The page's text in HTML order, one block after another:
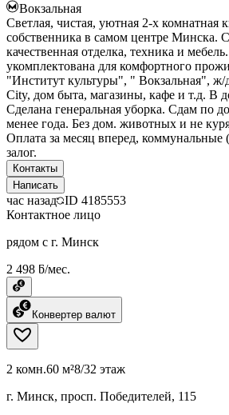
Вокзальная
Светлая, чистая, уютная 2-х комнатная
собственника в самом центре Минска.
качественная отделка, техника и
укомплектована для комфортного
"Институт культуры", " Вокзальная",
City, дом быта, магазины, кафе и т.д. В
Сделана генеральная уборка. Сдам по
менее года. Без дом. животных и не
Оплата за месяц вперед, коммунальные
залог.
Контакты
Написать
час назад ID 4185553
Контактное лицо
рядом с г. Минск
2 498 ƃ/мес.
Конвертер валют
2 комн.60 м²8/32 этаж
г. Минск, просп. Победителей, 115